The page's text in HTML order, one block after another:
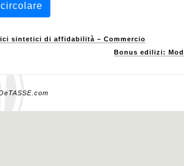
sintetici di affidabilità – Commercio
Bonus edilizi: